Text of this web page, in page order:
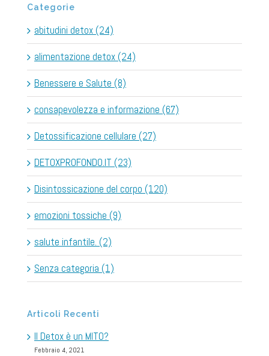
Categorie
abitudini detox (24)
alimentazione detox (24)
Benessere e Salute (8)
consapevolezza e informazione (67)
Detossificazione cellulare (27)
DETOXPROFONDO.IT (23)
Disintossicazione del corpo (120)
emozioni tossiche (9)
salute infantile. (2)
Senza categoria (1)
Articoli Recenti
Il Detox è un MITO?
Febbraio 4, 2021